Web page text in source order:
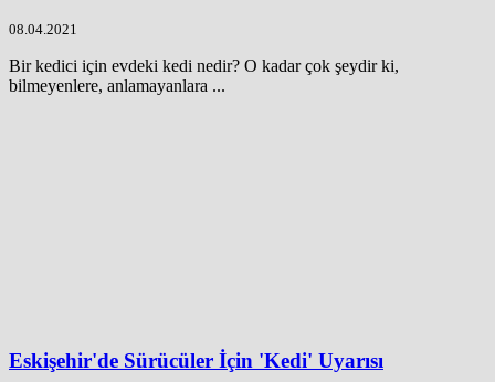
08.04.2021
Bir kedici için evdeki kedi nedir? O kadar çok şeydir ki,
bilmeyenlere, anlamayanlara ...
Eskişehir'de Sürücüler İçin 'Kedi' Uyarısı